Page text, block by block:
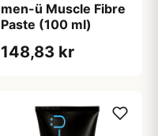
men-ü Muscle Fibre
Paste (100 ml)
148,83 kr